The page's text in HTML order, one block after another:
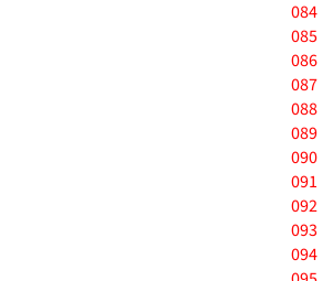
084
085
086
087
088
089
090
091
092
093
094